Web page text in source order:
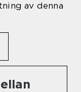
av denna